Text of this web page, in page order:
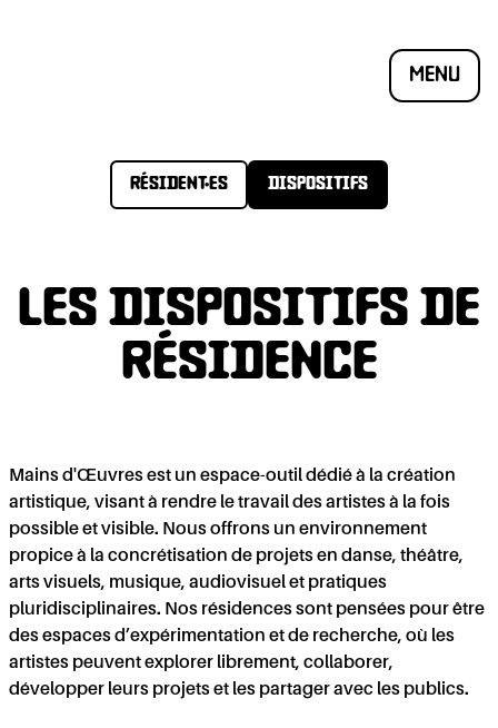
MENU
RÉSIDENT·ES DISPOSITIFS
LES DISPOSITIFS DE
RÉSIDENCE
Mains d'Œuvres est un espace-outil dédié à la création
artistique, visant à rendre le travail des artistes à la fois
possible et visible. Nous offrons un environnement
propice à la concrétisation de projets en danse, théâtre,
arts visuels, musique, audiovisuel et pratiques
pluridisciplinaires. Nos résidences sont pensées pour être
des espaces d’expérimentation et de recherche, où les
artistes peuvent explorer librement, collaborer,
développer leurs projets et les partager avec les publics.